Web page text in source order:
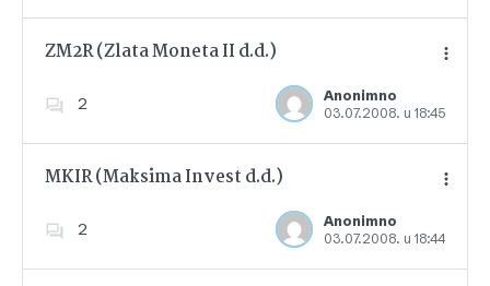
ZM2R (Zlata Moneta II d.d.)
2
Anonimno
03.07.2008. u 18:45
Dodajte u favorite
MKIR (Maksima Invest d.d.)
2
Anonimno
03.07.2008. u 18:44
Dodajte u favorite